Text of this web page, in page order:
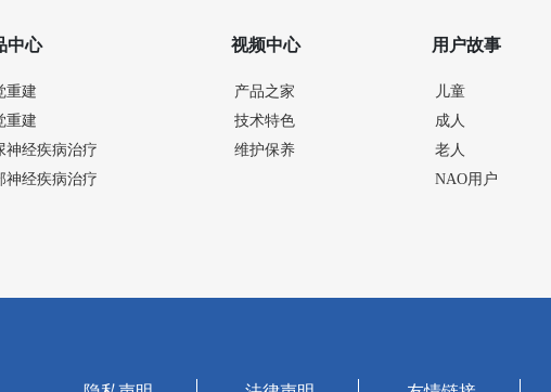
中心
重建
重建
神经疾病治疗
神经疾病治疗
视频中心
产品之家
技术特色
维护保养
用户故事
儿童
成人
老人
NAO用户